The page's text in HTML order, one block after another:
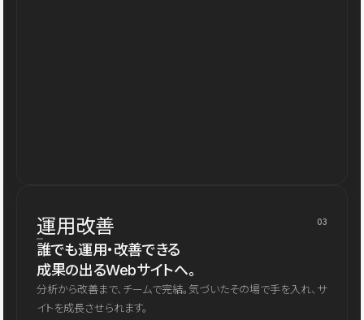
運用改善 03
誰でも運用・改善できる
成果の出るWebサイトへ。
分析から改善まで、チームで完結。気づいたその場で手を入れ、サ
イトを成長させられます。